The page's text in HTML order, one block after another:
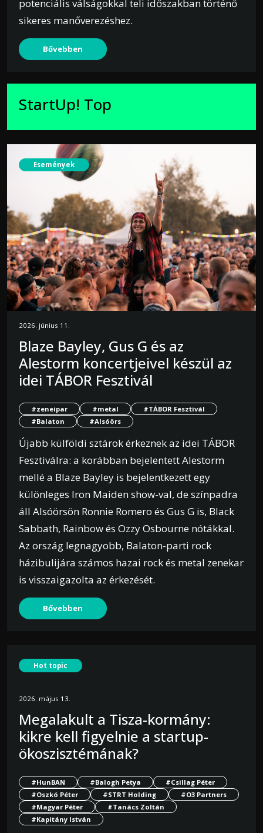
potenciális válságokkal teli időszakban történő
sikeres manőverezéshez.
Bővebben
StartUp! Top
Események
2026. június 11.
Blaze Bayley, Gus G és az
Alestorm koncertjeivel készül az
idei TÁBOR Fesztivál
#zeneipar #metal
#TÁBOR Fesztivál
#Balaton
#Alsóörs
Újabb külföldi sztárok érkeznek az idei TÁBOR
Fesztiválra: a korábban bejelentett Alestorm
mellé a Blaze Bayley is bejelentkezett egy
különleges Iron Maiden show-val, de színpadra
áll Alsóörsön Ronnie Romero és Gus G is, Black
Sabbath, Rainbow és Ozzy Osbourne nótákkal.
Az ország legnagyobb, Balaton-parti rock
házibulijára számos hazai rock és metal zenekar
is visszaigazolta az érkezését.
Bővebben
Hot topic
2026. május 13.
Megalakult a Tisza-kormány:
kikre kell figyelnie a startup-
ökoszisztémának?
#HunBAN #Balogh Petya
#Csillag Péter
#Oszkó Péter
#STRT Holding
#O3 Partners
#Magyar Péter
#Tanács Zoltán
#Kapitány István